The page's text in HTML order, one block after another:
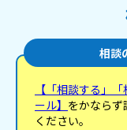
相談
【「相談する」
ール】 をかならず
ください。